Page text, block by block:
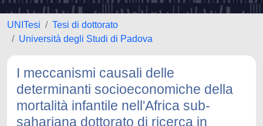
UNITesi
Tesi di dottorato
Università degli Studi di Padova
I meccanismi causali delle
determinanti socioeconomiche della
mortalità infantile nell'Africa sub-
sahariana dottorato di ricerca in